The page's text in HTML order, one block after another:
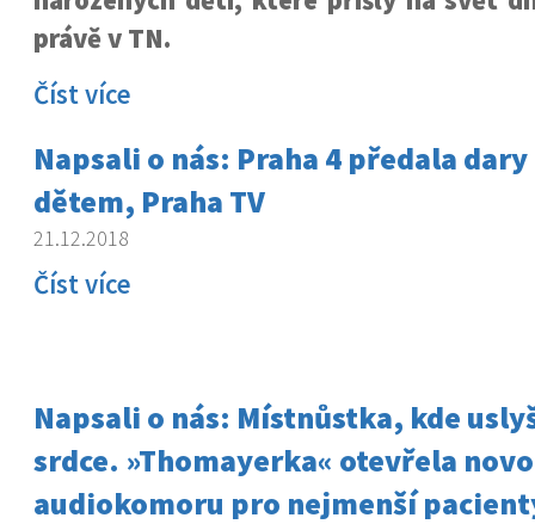
právě v TN.
Číst více
Napsali o nás: Praha 4 předala
dětem, Praha TV
21.12.2018
Číst více
Napsali o nás: Místnůstka, kde
srdce. »Thomayerka« otevřela
audiokomoru pro nejmenší